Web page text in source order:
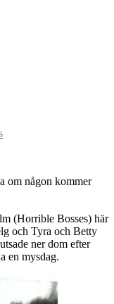
om någon kommer
(Horrible Bosses) här
och Tyra och Betty
ner dom efter
en mysdag.